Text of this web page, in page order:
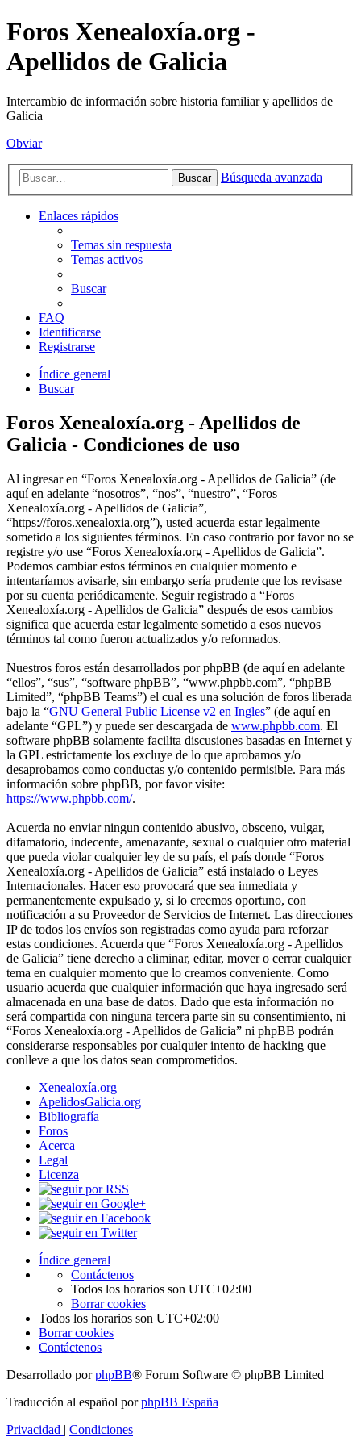
Foros Xenealoxía.org -
Apellidos de Galicia
Intercambio de información sobre historia familiar y apellidos de
Galicia
Obviar
Buscar Búsqueda avanzada
Enlaces rápidos
Temas sin respuesta
Temas activos
Buscar
FAQ
Identificarse
Registrarse
Índice general
Buscar
Foros Xenealoxía.org - Apellidos de
Galicia - Condiciones de uso
Al ingresar en “Foros Xenealoxía.org - Apellidos de Galicia” (de
aquí en adelante “nosotros”, “nos”, “nuestro”, “Foros
Xenealoxía.org - Apellidos de Galicia”,
“https://foros.xenealoxia.org”), usted acuerda estar legalmente
sometido a los siguientes términos. En caso contrario por favor no se
registre y/o use “Foros Xenealoxía.org - Apellidos de Galicia”.
Podemos cambiar estos términos en cualquier momento e
intentaríamos avisarle, sin embargo sería prudente que los revisase
por su cuenta periódicamente. Seguir registrado a “Foros
Xenealoxía.org - Apellidos de Galicia” después de esos cambios
significa que acuerda estar legalmente sometido a esos nuevos
términos tal como fueron actualizados y/o reformados.
Nuestros foros están desarrollados por phpBB (de aquí en adelante
“ellos”, “sus”, “software phpBB”, “www.phpbb.com”, “phpBB
Limited”, “phpBB Teams”) el cual es una solución de foros liberada
bajo la “GNU General Public License v2 en Ingles” (de aquí en
adelante “GPL”) y puede ser descargada de www.phpbb.com. El
software phpBB solamente facilita discusiones basadas en Internet y
la GPL estrictamente los excluye de lo que aprobamos y/o
desaprobamos como conductas y/o contenido permisible. Para más
información sobre phpBB, por favor visite:
https://www.phpbb.com/.
Acuerda no enviar ningun contenido abusivo, obsceno, vulgar,
difamatorio, indecente, amenazante, sexual o cualquier otro material
que pueda violar cualquier ley de su país, el país donde “Foros
Xenealoxía.org - Apellidos de Galicia” está instalado o Leyes
Internacionales. Hacer eso provocará que sea inmediata y
permanentemente expulsado y, si lo creemos oportuno, con
notificación a su Proveedor de Servicios de Internet. Las direcciones
IP de todos los envíos son registradas como ayuda para reforzar
estas condiciones. Acuerda que “Foros Xenealoxía.org - Apellidos
de Galicia” tiene derecho a eliminar, editar, mover o cerrar cualquier
tema en cualquier momento que lo creamos conveniente. Como
usuario acuerda que cualquier información que haya ingresado será
almacenada en una base de datos. Dado que esta información no
será compartida con ninguna tercera parte sin su consentimiento, ni
“Foros Xenealoxía.org - Apellidos de Galicia” ni phpBB podrán
considerarse responsables por cualquier intento de hacking que
conlleve a que los datos sean comprometidos.
Xenealoxía.org
ApelidosGalicia.org
Bibliografía
Foros
Acerca
Legal
Licenza
Índice general
Contáctenos
Todos los horarios son UTC+02:00
Borrar cookies
Todos los horarios son UTC+02:00
Borrar cookies
Contáctenos
Desarrollado porphpBB® Forum Software © phpBB Limited
Traducción al español porphpBB España
Privacidad | Condiciones